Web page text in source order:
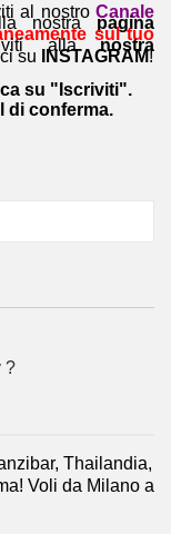
al nostro Canale
nostrapagina
sul tuo
allanostra
su INSTAGRAM!
su "Iscriviti".
di conferma.
?
Thailandia,
Voli da Milano a